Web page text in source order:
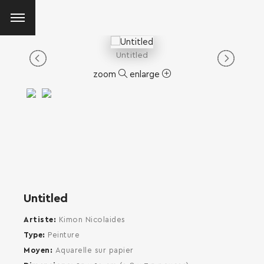
Untitled
zoom enlarge
Untitled
Artiste
Kimon Nicolaides
Type
Peinture
Moyen
Aquarelle sur papier